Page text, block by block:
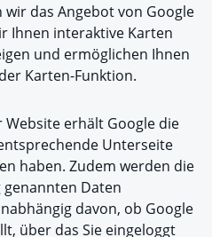
das Angebot von Google
Ihnen interaktive Karten
und ermöglichen Ihnen
Karten-Funktion.
erhält Google die
Unterseite
haben. Zudem werden die
Daten
davon, ob Google
über das Sie eingeloggt